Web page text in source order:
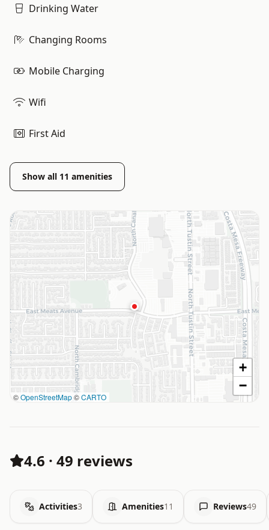
Drinking Water
Changing Rooms
Mobile Charging
Wifi
First Aid
Show all 11 amenities
©OpenStreetMap©CARTO
+
−
4.6 · 49 reviews
Activities3 Amenities11 Reviews49